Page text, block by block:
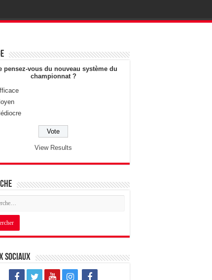
pensez-vous du nouveau système du
championnat ?
View Results
sociaux